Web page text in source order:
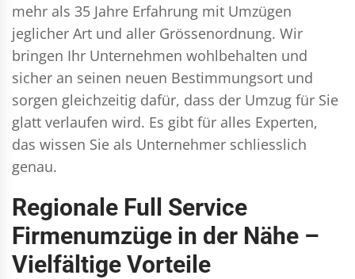
mehr als 35 Jahre Erfahrung mit Umzügen
jeglicher Art und aller Grössenordnung. Wir
bringen Ihr Unternehmen wohlbehalten und
sicher an seinen neuen Bestimmungsort und
sorgen gleichzeitig dafür, dass der Umzug für Sie
glatt verlaufen wird. Es gibt für alles Experten,
das wissen Sie als Unternehmer schliesslich
genau.
Regionale Full Service
Firmenumzüge in der Nähe –
Vielfältige Vorteile